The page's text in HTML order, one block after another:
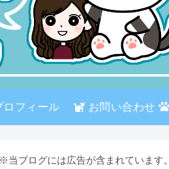
フィール お問い合わせ
当ブログには広告が含まれています。